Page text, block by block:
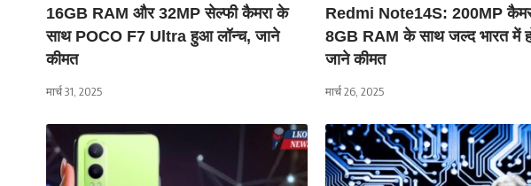
16GB RAM और 32MP सेल्फी कैमरा के
साथ POCO F7 Ultra हुआ लॉन्च, जाने
कीमत
मार्च 31, 2025
Redmi Note14S: 200MP
8GB RAM के साथ जल्द भारत में
जाने कीमत
मार्च 26, 2025